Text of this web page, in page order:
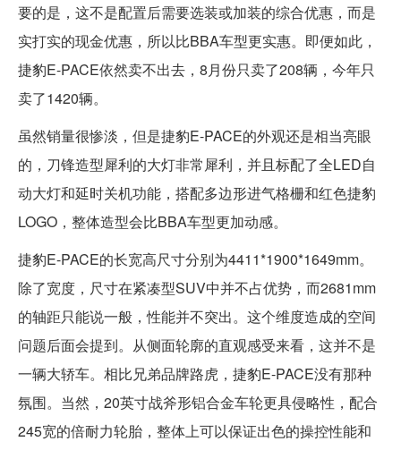
要的是，这不是配置后需要选装或加装的综合优惠，而是
实打实的现金优惠，所以比BBA车型更实惠。即便如此，
捷豹E-PACE依然卖不出去，8月份只卖了208辆，今年只
卖了1420辆。
虽然销量很惨淡，但是捷豹E-PACE的外观还是相当亮眼
的，刀锋造型犀利的大灯非常犀利，并且标配了全LED自
动大灯和延时关机功能，搭配多边形进气格栅和红色捷豹
LOGO，整体造型会比BBA车型更加动感。
捷豹E-PACE的长宽高尺寸分别为4411*1900*1649mm。
除了宽度，尺寸在紧凑型SUV中并不占优势，而2681mm
的轴距只能说一般，性能并不突出。这个维度造成的空间
问题后面会提到。从侧面轮廓的直观感受来看，这并不是
一辆大轿车。相比兄弟品牌路虎，捷豹E-PACE没有那种
氛围。当然，20英寸战斧形铝合金车轮更具侵略性，配合
245宽的倍耐力轮胎，整体上可以保证出色的操控性能和